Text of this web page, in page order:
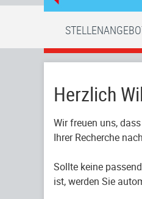
Herzlich
Wir freuen uns,
Ihrer Recherche
Sollte keine
ist, werden Sie